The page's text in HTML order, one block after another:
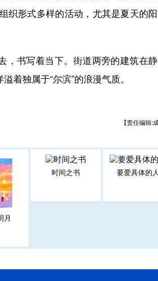
织形式多样的活动，尤其是夏天的
书写着当下。街道两旁的建筑在
着独属于“尔滨”的浪漫气质。
【责任编辑:
月
时间之书 要爱具体的